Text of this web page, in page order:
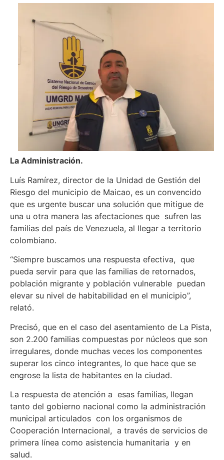
La Administración.
Luís Ramírez, director de la Unidad de Gestión del
Riesgo del municipio de Maicao, es un convencido
que es urgente buscar una solución que mitigue de
una u otra manera las afectaciones que sufren las
familias del país de Venezuela, al llegar a territorio
colombiano.
“Siempre buscamos una respuesta efectiva, que
pueda servir para que las familias de retornados,
población migrante y población vulnerable puedan
elevar su nivel de habitabilidad en el municipio”,
relató.
Precisó, que en el caso del asentamiento de La Pista,
son 2.200 familias compuestas por núcleos que son
irregulares, donde muchas veces los componentes
superar los cinco integrantes, lo que hace que se
engrose la lista de habitantes en la ciudad.
La respuesta de atención a esas familias, llegan
tanto del gobierno nacional como la administración
municipal articulados con los organismos de
Cooperación Internacional, a través de servicios de
primera línea como asistencia humanitaria y en
salud.